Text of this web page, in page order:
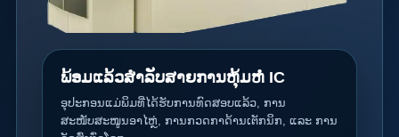
ພ້ອມແລ້ວສຳລັບສາຍການຫຸ້ມຫໍ່ IC
ອຸປະກອນແມ່ພິມທີ່ໄດ້ຮັບການທົດສອບແລ້ວ, ການ
ສະໜັບສະໜູນອາໄຫຼ່, ການກວດກາດ້ານເຕັກນິກ, ແລະ ການ